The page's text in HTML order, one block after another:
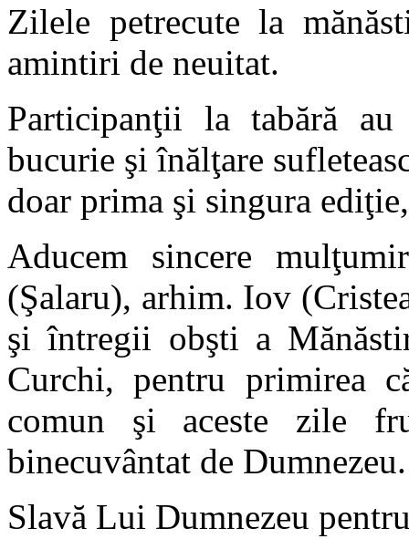
Zilele petrecute la
amintiri de neuitat.
Participanţii la tabără
bucurie şi înălţare
doar prima şi singura
Aducem sincere
(Şalaru), arhim. Iov
şi întregii obşti a
Curchi, pentru primirea
comun şi aceste zile
binecuvântat de Dumnezeu.
Slavă Lui Dumnezeu